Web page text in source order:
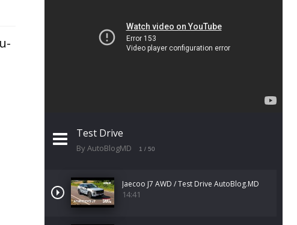
Test Drive
By AutoBlogMD 1 / 50
Jaecoo J7 AWD / Test Drive AutoBlog.MD
14:41